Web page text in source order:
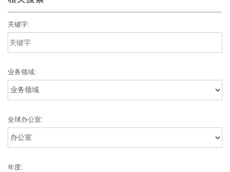
关键字:
业务领域:
全球办公室:
年度: